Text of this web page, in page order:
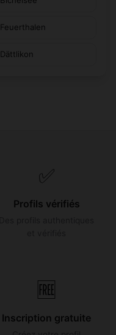
Feuerthalen
Dättlikon
✅
Profils vérifiés
🆓
Inscription gratuite